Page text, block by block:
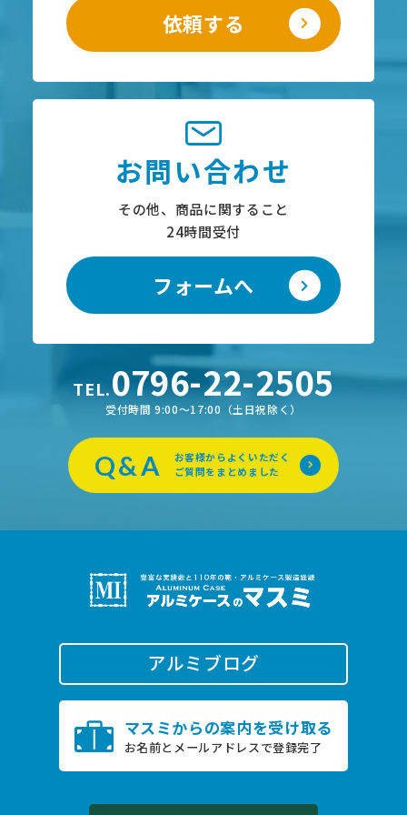
TEL. 0796-22-2505
受付時間 9:00〜17:00（土日祝除く）
24時間受付
こちら
依頼する
お問い合わせ
その他、商品に関すること
24時間受付
フォームへ
TEL.0796-22-2505
受付時間 9:00〜17:00（土日祝除く）
Q&A
お客様からよくいただく
ご質問をまとめました
アルミブログ
マスミからの案内を受け取る
お名前とメールアドレスで登録完了